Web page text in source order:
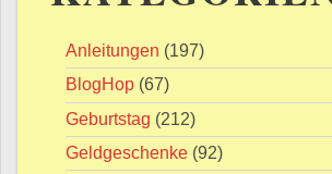
Anleitungen (197)
BlogHop (67)
Geburtstag (212)
Geldgeschenke (92)